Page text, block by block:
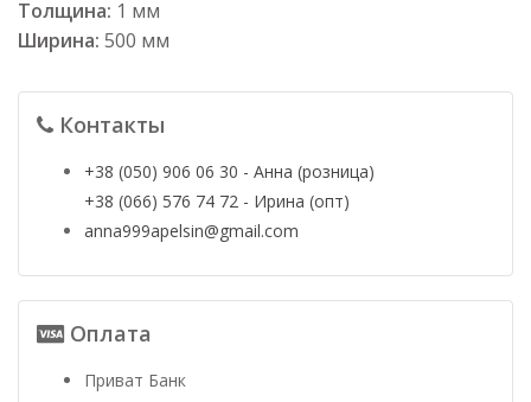
Толщина: 1 мм
Ширина: 500 мм
Контакты
+38 (050) 906 06 30 - Анна (розница)
+38 (066) 576 74 72 - Ирина (опт)
anna999apelsin@gmail.com
Оплата
Приват Банк